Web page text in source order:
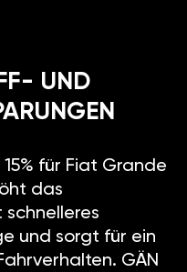
UND
für Fiat Grande
das
und sorgt für ein
GÄN